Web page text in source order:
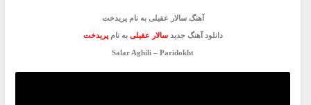
آهنگ سالار عقیلی به نام پریدخت
دانلود آهنگ جدیدسالار عقیلی به نامپریدخت
Salar Aghili – Paridokht